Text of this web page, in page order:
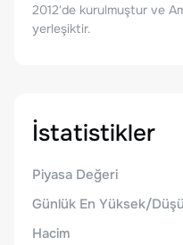
2012'de kurulmuştur ve
yerleşiktir.
İstatistikler
Piyasa Değeri
Günlük En Yüksek/
Hacim